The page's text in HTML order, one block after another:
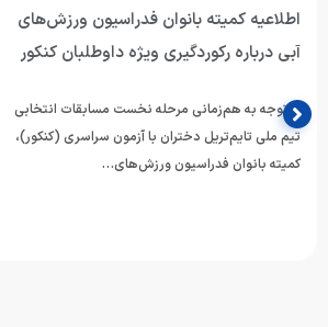
اطلاعیه کمیته بانوان فدراسیون ورزش‌های
آبی درباره رکوردگیری ویژه داوطلبان کنکور
با توجه به هم‌زمانی مرحله نخست مسابقات انتخابی
تیم ملی تایم‌تریل دختران با آزمون سراسری (کنکور)،
کمیته بانوان فدراسیون ورزش‌های…